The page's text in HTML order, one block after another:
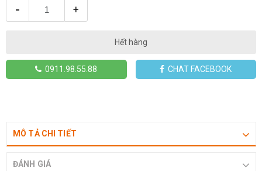
- +
Hết hàng
0911.98.55.88 CHAT FACEBOOK
MÔ TẢ CHI TIẾT
ĐÁNH GIÁ